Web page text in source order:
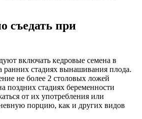
съедать при
включать кедровые семена в
стадиях вынашивания плода.
не более 2 столовых ложей
поздних стадиях беременности
от их употребления или
порцию, как и других видов